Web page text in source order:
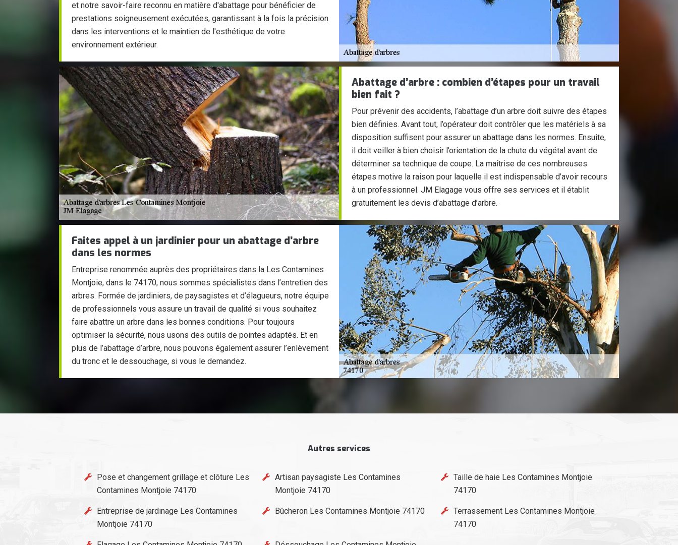
et notre savoir-faire reconnu en matière d'abattage pour bénéficier de
prestations soigneusement exécutées, garantissant à la fois la précision
dans les interventions et le maintien de l'esthétique de votre
environnement extérieur.
Abattage d’arbre : combien d’étapes pour un travail
bien fait ?
Pour prévenir des accidents, l’abattage d’un arbre doit suivre des étapes
bien définies. Avant tout, l’opérateur doit contrôler que les matériels à sa
disposition suffisent pour assurer un abattage dans les normes. Ensuite,
il doit veiller à bien choisir l’orientation de la chute du végétal avant de
déterminer sa technique de coupe. La maîtrise de ces nombreuses
étapes motive la raison pour laquelle il est indispensable d’avoir recours
à un professionnel. JM Elagage vous offre ses services et il établit
gratuitement les devis d’abattage d’arbre.
Faites appel à un jardinier pour un abattage d’arbre
dans les normes
Entreprise renommée auprès des propriétaires dans la Les Contamines
Montjoie, dans le 74170, nous sommes spécialistes dans l’entretien des
arbres. Formée de jardiniers, de paysagistes et d’élagueurs, notre équipe
de professionnels vous assure un travail de qualité si vous souhaitez
faire abattre un arbre dans les bonnes conditions. Pour toujours
optimiser la sécurité, nous usons des outils de pointes adaptés. Et en
plus de l’abattage d’arbre, nous pouvons également assurer l’enlèvement
du tronc et le dessouchage, si vous le demandez.
Autres services
Pose et changement grillage et clôture Les
Contamines Montjoie 74170
Artisan paysagiste Les Contamines
Montjoie 74170
Taille de haie Les Contamines Montjoie
74170
Entreprise de jardinage Les Contamines
Montjoie 74170
Bûcheron Les Contamines Montjoie 74170
Terrassement Les Contamines Montjoie
74170